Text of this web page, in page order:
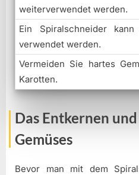
weiterverwendet werden.
Ein Spiralschneider
verwendet werden.
Vermeiden Sie hartes
Karotten.
Das Entkernen
Gemüses
Bevor man mit dem